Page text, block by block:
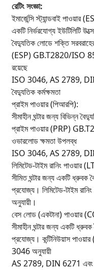
রেটিং সংজ্ঞা:
ইমার্জেন্সি স্ট্যান্ডবাই পাওয়ার
একটি নির্ভরযোগ্য ইউটিলিটি
বৈদ্যুতিক লোডে শক্তি
(ESP) GB.T2820/ISO
রয়েছে
ISO 3046, AS 2789,
বৈদ্যুতিক কর্মক্ষমতা
প্রাইম পাওয়ার (পিআরপি):
সীমাহীন ঘন্টার জন্য বিভিন্ন
প্রাইম পাওয়ার (PRP)
ওভারলোড ক্ষমতা উপলব্ধ
ISO 3046, AS 2789,
লিমিটেড-টাইম রানিং পাওয়ার
সীমিত ঘন্টার জন্য একটি ধ্রুবক
প্রযোজ্য। লিমিটেড-টাইম
অনুযায়ী।
বেস লোড (একটানা) পাওয়ার
সীমাহীন ঘন্টার জন্য একটি
প্রযোজ্য। কন্টিনিউয়াস
3046 অনুযায়ী
AS 2789, DIN 6271